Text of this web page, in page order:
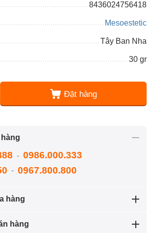
8436024756418
Mesoestetic
Tây Ban Nha
30 gr
Đặt hàng
- 0986.000.333
- 0967.800.800
hàng
hàng